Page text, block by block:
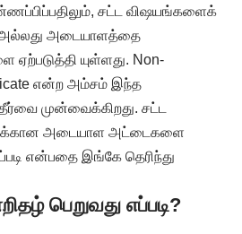
சட்ட விஷயங்களைக்
அல்லது அடையாளத்தை
ஏற்படுத்தி யுள்ளது. Non-
என்ற அம்சம் இந்த
முன்வைக்கிறது. சட்ட
அடையாள அட்டைகளை
என்பதை இங்கே தெரிந்து
பெறுவது எப்படி?